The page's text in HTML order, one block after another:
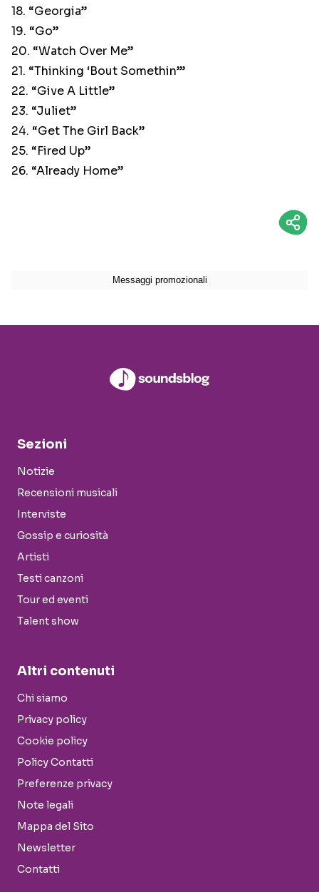
18. “Georgia”
19. “Go”
20. “Watch Over Me”
21. “Thinking ‘Bout Somethin’”
22. “Give A Little”
23. “Juliet”
24. “Get The Girl Back”
25. “Fired Up”
26. “Already Home”
Sezioni
Notizie
Recensioni musicali
Interviste
Gossip e curiosità
Artisti
Testi canzoni
Tour ed eventi
Talent show
Altri contenuti
Chi siamo
Privacy policy
Cookie policy
Policy Contatti
Preferenze privacy
Note legali
Mappa del Sito
Newsletter
Contatti